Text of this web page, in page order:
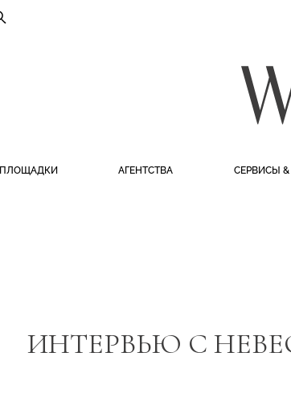
ПЛОЩАДКИ АГЕНТСТВА СЕРВИСЫ
ИНТЕРВЬЮ С